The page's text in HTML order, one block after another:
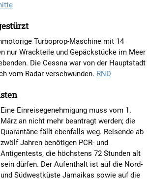
Turboprop-Maschine mit 14
nur Wrackteile und Gepäckstücke im Meer
Die Cessna war von der Hauptstadt
vom Radar verschwunden. RND
Eine Einreisegenehmigung muss vom 1.
März an nicht mehr beantragt werden; die
Quarantäne fällt ebenfalls weg. Reisende ab
zwölf Jahren benötigen PCR- und
Antigentests, die höchstens 72 Stunden alt
sein dürfen. Der Aufenthalt ist auf die Nord-
und Südwestküste Jamaikas sowie auf die